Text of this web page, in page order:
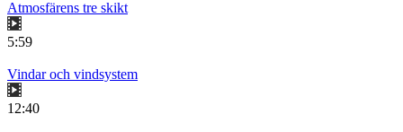
Atmosfärens tre skikt
5:59
Vindar och vindsystem
12:40